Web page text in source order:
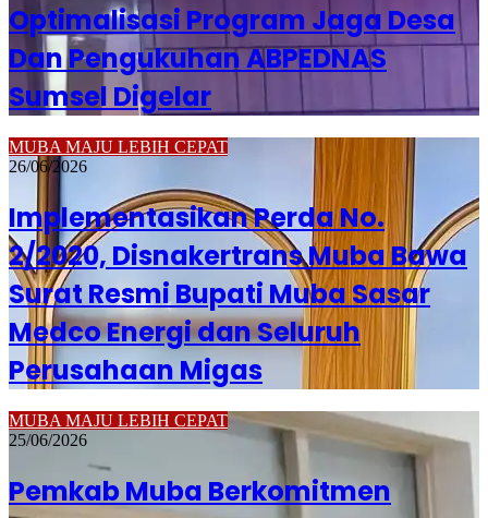
Optimalisasi Program Jaga Desa
Dan Pengukuhan ABPEDNAS
Sumsel Digelar
MUBA MAJU LEBIH CEPAT
26/06/2026
Implementasikan Perda No.
2/2020, Disnakertrans Muba Bawa
Surat Resmi Bupati Muba Sasar
Medco Energi dan Seluruh
Perusahaan Migas
MUBA MAJU LEBIH CEPAT
25/06/2026
Pemkab Muba Berkomitmen